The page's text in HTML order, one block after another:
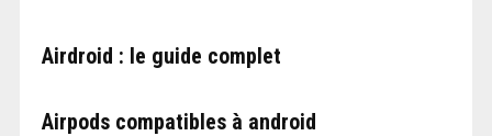
Airdroid : le guide complet
Airpods compatibles à android